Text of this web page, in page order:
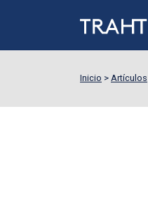
Inicio > Artículos